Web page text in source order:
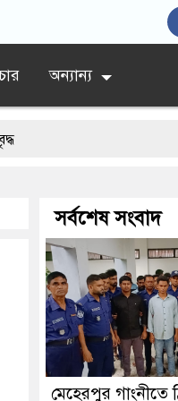
অন্যান্য
সর্বশেষ সংবাদ
মেহেরপুর গাংনীতে